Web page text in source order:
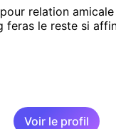
relation amicale
feras le reste si
Voir le profil